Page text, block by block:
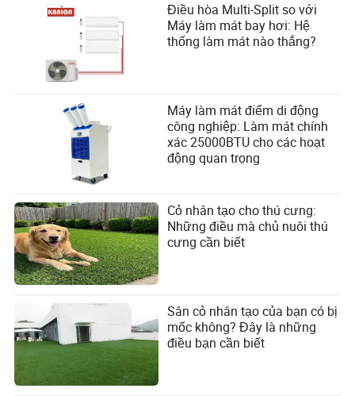
Điều hòa Multi-Split so với
Máy làm mát bay hơi: Hệ
thống làm mát nào thắng?
Máy làm mát điểm di động
công nghiệp: Làm mát chính
xác 25000BTU cho các hoạt
động quan trọng
Cỏ nhân tạo cho thú cưng:
Những điều mà chủ nuôi thú
cưng cần biết
Sân cỏ nhân tạo của bạn có bị
mốc không? Đây là những
điều bạn cần biết